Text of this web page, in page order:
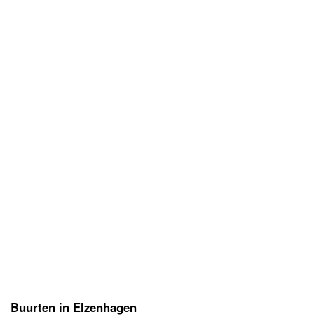
Buurten in Elzenhagen